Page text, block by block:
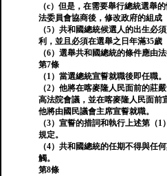
（c）但是，在需要舉行總統選舉
法委員會協商後，修改政府的組成
（5）共和國總統候選人的出生必
利，並且必須在選舉之日年滿35歲
（6）選舉共和國總統的條件應由法
第7條
（1）當選總統宣誓就職後即任職。
（2）他將在喀麥隆人民面前的莊
高法院會議，並在喀麥隆人民面前
他將由國民議會主席宣誓就職。
（3）宣誓的措詞和執行上述第（
規定。
（4）共和國總統的任期不得與任
觸。
第8條